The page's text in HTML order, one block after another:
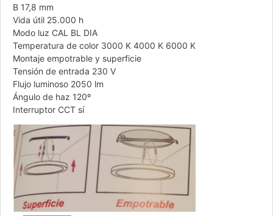
B 17,8 mm
Vida útil 25.000 h
Modo luz CAL BL DIA
Temperatura de color 3000 K 4000 K 6000 K
Montaje empotrable y superficie
Tensión de entrada 230 V
Flujo luminoso 2050 lm
Ángulo de haz 120º
Interruptor CCT sí